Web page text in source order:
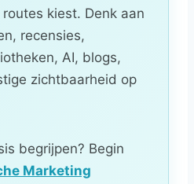
kiest. Denk aan
recensies,
AI, blogs,
zichtbaarheid op
begrijpen? Begin
Marketing